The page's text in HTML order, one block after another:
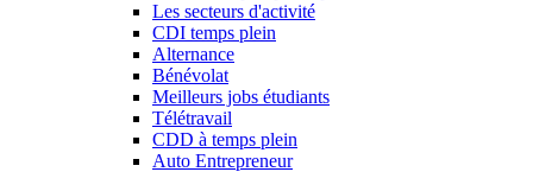
Les secteurs d'activité
CDI temps plein
Alternance
Bénévolat
Meilleurs jobs étudiants
Télétravail
CDD à temps plein
Auto Entrepreneur